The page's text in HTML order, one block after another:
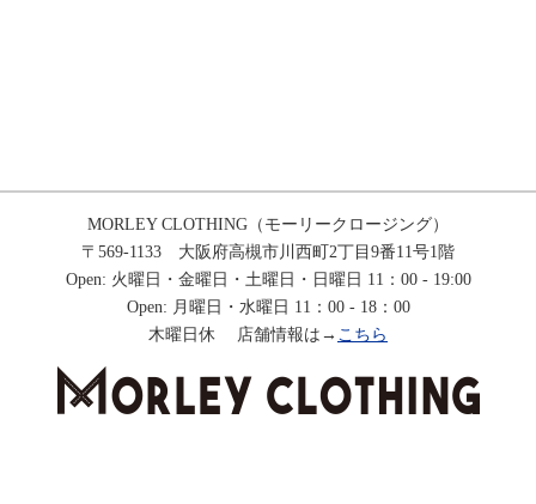
MORLEY CLOTHING（モーリークロージング）
〒569-1133 大阪府高槻市川西町2丁目9番11号1階
Open: 火曜日・金曜日・土曜日・日曜日 11：00 - 19:00
Open: 月曜日・水曜日 11：00 - 18：00
木曜日休 店舗情報は→ こちら